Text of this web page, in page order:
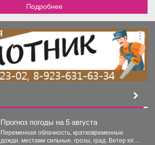
Подробнее
Прогноз погоды на 5 августа
Переменная облачность, кратковременные
дожди, местами сильные, грозы, град. Ветер юго-